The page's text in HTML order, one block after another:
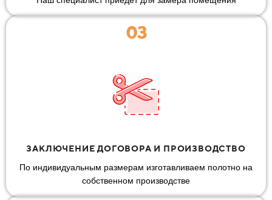
03
ЗАКЛЮЧЕНИЕ ДОГОВОРА И ПРОИЗВОДСТВО
По индивидуальным размерам изготавливаем полотно на
собственном производстве